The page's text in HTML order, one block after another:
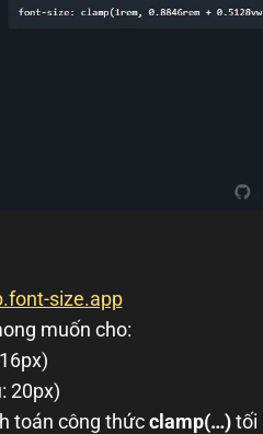
size.app
muốn cho:
20px)
toán công thứcclamp(…)tối